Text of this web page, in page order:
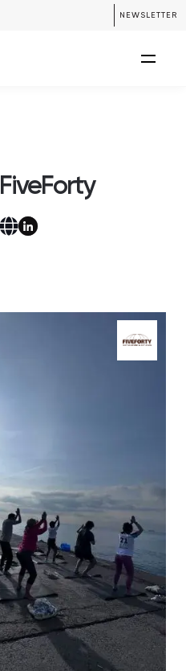
NEWSLETTER
FiveForty